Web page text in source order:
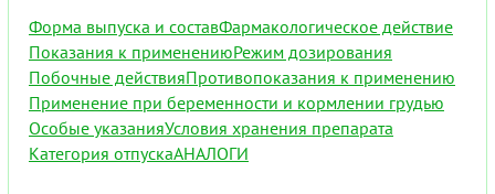
Форма выпуска и составФармакологическое действие
Показания к применениюРежим дозирования
Побочные действияПротивопоказания к применению
Применение при беременности и кормлении грудью
Особые указанияУсловия хранения препарата
Категория отпускаАНАЛОГИ